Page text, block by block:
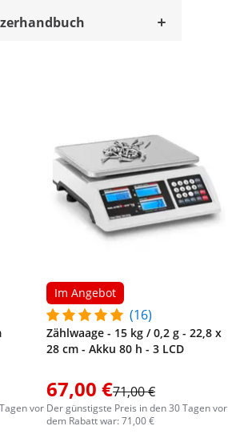
vor
Im Angebot
(16)
Zählwaage - 15 kg / 0,2 g - 22,8 x
28 cm - Akku 80 h - 3 LCD
67,00 €71,00 €
Der günstigste Preis in den 30 Tagen vor
dem Rabatt war: 71,00 €